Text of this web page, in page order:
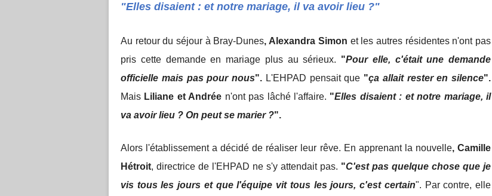
"Elles disaient : et notre mariage, il va avoir lieu ?"
Au retour du séjour à Bray-Dunes, Alexandra Simon et les autres résidentes n'ont pas
pris cette demande en mariage plus au sérieux. "Pour elle, c'était une demande
officielle mais pas pour nous". L'EHPAD pensait que "ça allait rester en silence".
Mais Liliane et Andrée n'ont pas lâché l'affaire. "Elles disaient : et notre mariage, il
va avoir lieu ? On peut se marier ?".
Alors l'établissement a décidé de réaliser leur rêve. En apprenant la nouvelle, Camille
Hétroit, directrice de l'EHPAD ne s'y attendait pas. "C'est pas quelque chose que je
vis tous les jours et que l'équipe vit tous les jours, c'est certain". Par contre, elle